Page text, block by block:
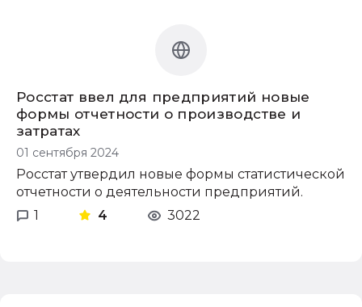
Росстат ввел для предприятий новые
формы отчетности о производстве и
затратах
01 сентября 2024
Росстат утвердил новые формы статистической
отчетности о деятельности предприятий.
1
4 3022